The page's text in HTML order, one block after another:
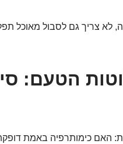
לא צריך גם לסבול מאוכל
הטעם:
האם כימותרפיה באמת